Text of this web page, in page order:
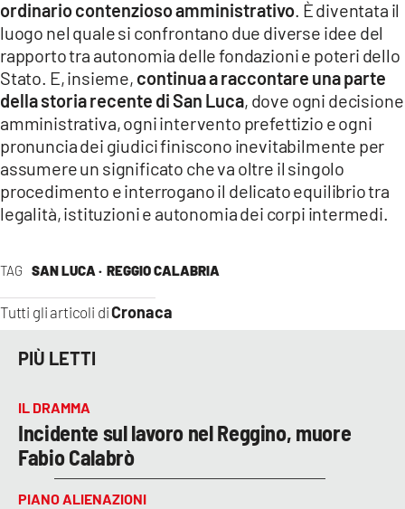
TAG SAN LUCA · REGGIO CALABRIA
Tutti gli articoli diCronaca
ordinario contenzioso amministrativo . È diventata il
luogo nel quale si confrontano due diverse idee del
rapporto tra autonomia delle fondazioni e poteri dello
Stato. E, insieme, continua a raccontare una parte
della storia recente di San Luca, dove ogni decisione
amministrativa, ogni intervento prefettizio e ogni
pronuncia dei giudici finiscono inevitabilmente per
assumere un significato che va oltre il singolo
procedimento e interrogano il delicato equilibrio tra
legalità, istituzioni e autonomia dei corpi intermedi.
PIÙ LETTI
IL DRAMMA
Incidente sul lavoro nel Reggino, muore
Fabio Calabrò
PIANO ALIENAZIONI